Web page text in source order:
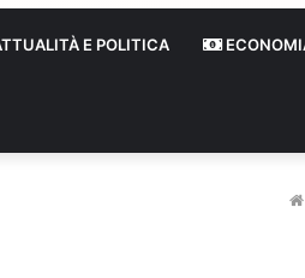
E POLITICA